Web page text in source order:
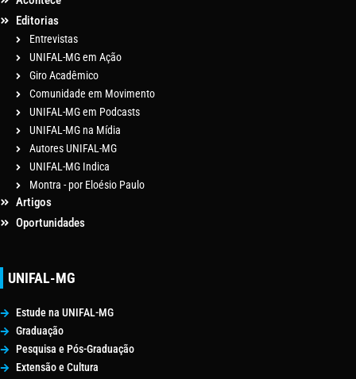
Editorias
Entrevistas
UNIFAL-MG em Ação
Giro Acadêmico
Comunidade em Movimento
UNIFAL-MG em Podcasts
UNIFAL-MG na Mídia
Autores UNIFAL-MG
UNIFAL-MG Indica
Montra - por Eloésio Paulo
Artigos
Oportunidades
UNIFAL-MG
Estude na UNIFAL-MG
Graduação
Pesquisa e Pós-Graduação
Extensão e Cultura